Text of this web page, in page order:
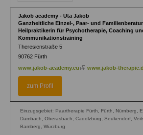
Jakob academy - Uta Jakob
Ganzheitliche Einzel-, Paar- und
Heilpraktikerin für Psychotherapie, Coaching
Kommunikationstraining
Theresienstraße 5
90762 Fürth
www.jakob-academy.eu (linkwww.jakob-
zum Profil
Einzugsgebiet: Paartherapie Fürth, Fürth, Nürnberg,
Dambach, Oberasbach, Cadolzburg, Seukendorf,
Bamberg, Würzburg